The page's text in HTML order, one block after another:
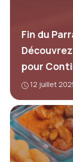
Fin du
pour
12 juillet